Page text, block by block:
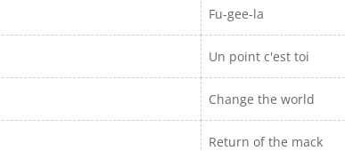
Fu-gee-la
Un point c'est toi
Change the world
Return of the mack